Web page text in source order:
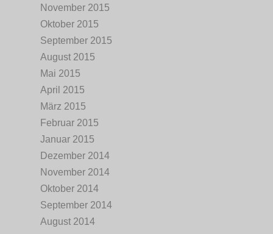
November 2015
Oktober 2015
September 2015
August 2015
Mai 2015
April 2015
März 2015
Februar 2015
Januar 2015
Dezember 2014
November 2014
Oktober 2014
September 2014
August 2014